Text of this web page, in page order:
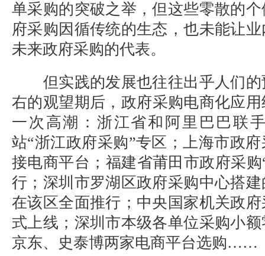
单采购的突破之举，但这些零散的
府采购因循传统的生态，也未能让
未来政府采购的代表。
但实践的发展也往往出乎人们的
右的观望期后，政府采购电商化应
一次高潮：浙江省和阿里巴巴联
站“浙江政府采购”专区；上海市政
接电商平台；福建省莆田市政府采
行；深圳市罗湖区政府采购中心搭
在该区全面推行；中央国家机关政
式上线；深圳市本级各单位采购小
京东、史泰博两家电商平台选购……